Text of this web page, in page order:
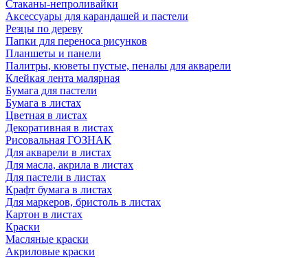
Стаканы-непроливайки
Аксессуары для карандашей и пастели
Резцы по дереву
Папки для переноса рисунков
Планшеты и панели
Палитры, кюветы пустые, пеналы для акварели
Клейкая лента малярная
Бумага для пастели
Бумага в листах
Цветная в листах
Декоративная в листах
Рисовальная ГОЗНАК
Для акварели в листах
Для масла, акрила в листах
Для пастели в листах
Крафт бумага в листах
Для маркеров, бристоль в листах
Картон в листах
Краски
Масляные краски
Акриловые краски